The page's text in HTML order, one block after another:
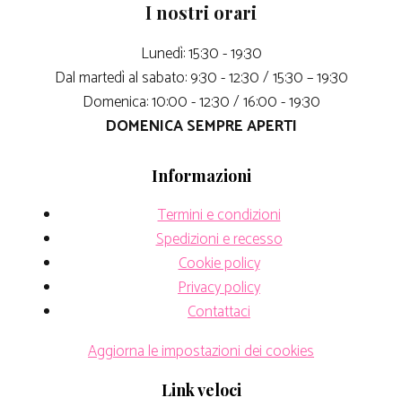
I nostri orari
Lunedì: 15:30 - 19:30
Dal martedì al sabato: 9:30 - 12:30 / 15:30 – 19:30
Domenica: 10:00 - 12:30 / 16:00 - 19:30
DOMENICA SEMPRE APERTI
Informazioni
Termini e condizioni
Spedizioni e recesso
Cookie policy
Privacy policy
Contattaci
Aggiorna le impostazioni dei cookies
Link veloci